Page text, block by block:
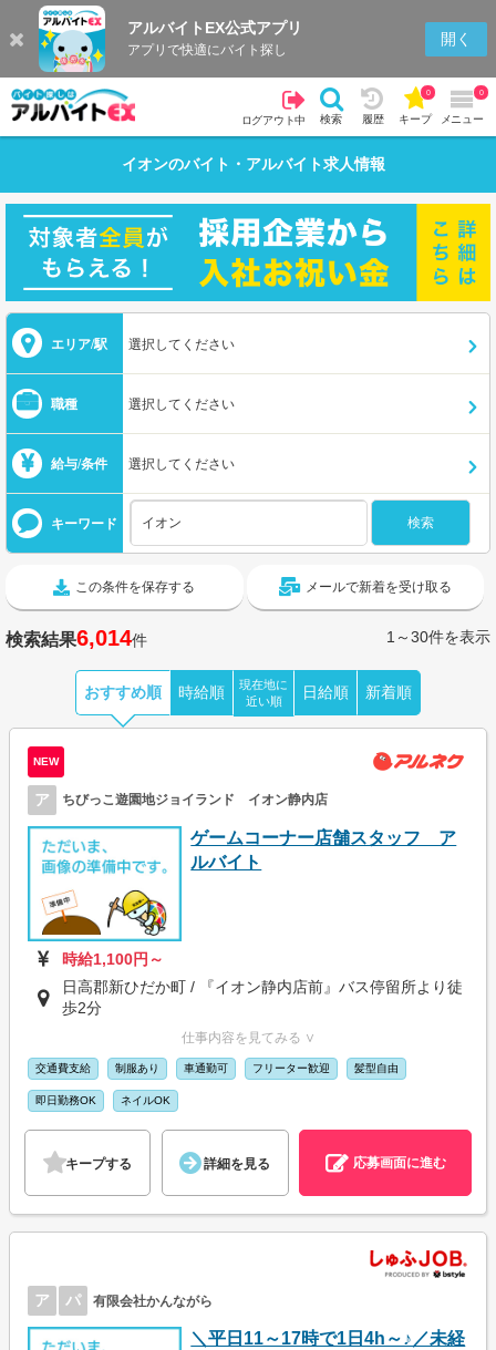
アルバイトEX公式アプリ
アプリで快適にバイト探し
開く
ログアウト中 検索 履歴 キープ
0
メニュー
0
イオンのバイト・アルバイト求人情報
エリア/駅 選択してください
職種 選択してください
給与/条件 選択してください
キーワード
この条件を保存する メールで新着を受け取る
検索結果6,014件 1～30件を表示
おすすめ順 時給順
現在地に
近い順
日給順 新着順
NEW
ア ちびっこ遊園地ジョイランド イオン静内店
ゲームコーナー店舗スタッフ ア
ルバイト
時給1,100円～
日高郡新ひだか町 / 『イオン静内店前』バス停留所より徒
歩2分
仕事内容を見てみる ∨
交通費支給 制服あり 車通勤可 フリーター歓迎 髪型自由
即日勤務OK ネイルOK
キープする 詳細を見る 応募画面に進む
ア パ 有限会社かんながら
＼平日11～17時で1日4h～♪／未経